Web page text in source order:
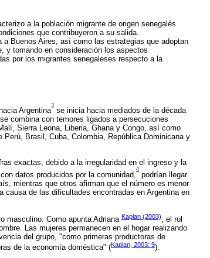
a la población migrante de origen senegalés
que contribuyeron a su salida.
Buenos Aires, así como las estrategias que adoptan
y tomando en consideración los aspectos
por los migrantes senegaleses respecto a la
Argentina
3
se inicia hacia mediados de la década
combina con temores ligados a persecuciones
Sierra Leona, Liberia, Ghana y Congo, así como
Brasil, Cuba, Colombia, República Dominicana y
exactas, debido a la irregularidad en el ingreso y la
datos producidos por la comunidad,
4
podrían llegar
mientras que otros afirman que el número es menor
causa de las dificultades encontradas en Argentina en
masculino. Como apunta Adriana Kaplan (2003), el rol
Las mujeres permanecen en el hogar realizando
del grupo, "como primeras productoras de
de la economía doméstica" (Kaplan, 2003: 9).